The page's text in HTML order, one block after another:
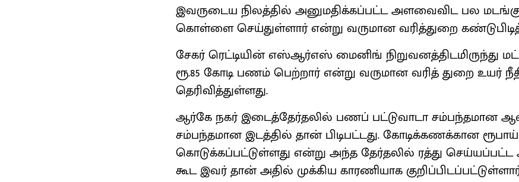
இவருடைய நிலத்தில் அனுமதிக்கப்பட்ட அளவைவிட பல
கொள்ளை செய்துள்ளார் என்று வருமான வரித்துறை
சேகர் ரெட்டியின் எஸ்ஆர்எஸ் மைனிங் நிறுவனத்திடமிருந்து
ரூ.85 கோடி பணம் பெற்றார் என்று வருமான வரித் துறை உயர்
தெரிவித்துள்ளது.
ஆர்கே நகர் இடைத்தேர்தலில் பணப் பட்டுவாடா
சம்பந்தமான இடத்தில் தான் பிடிபட்டது. கோடிக்கணக்கான ரூபாய்
கொடுக்கப்பட்டுள்ளது என்று அந்த தேர்தலில் ரத்து
கூட இவர் தான் அதில் முக்கிய காரணியாக